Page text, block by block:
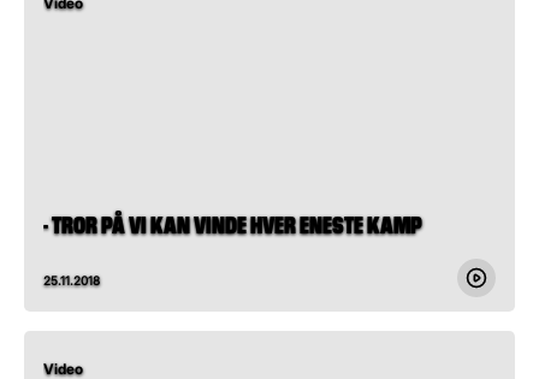
- TROR PÅ VI KAN VINDE HVER ENESTE KAMP
25.11.2018
Video